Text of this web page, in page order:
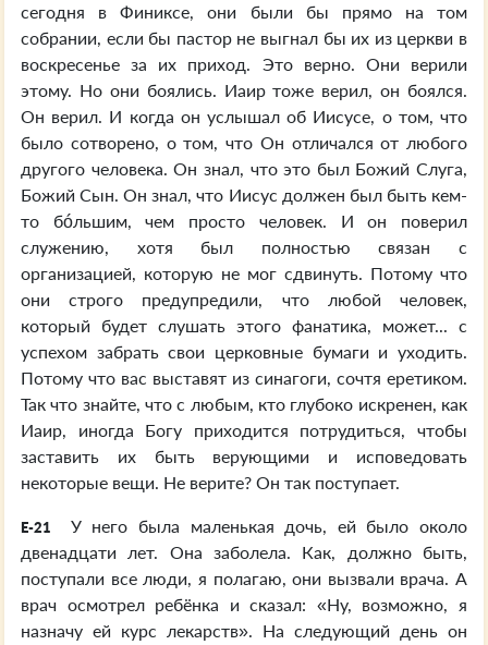
сегодня в Финиксе, они были бы прямо на том
собрании, если бы пастор не выгнал бы их из церкви в
воскресенье за их приход. Это верно. Они верили
этому. Но они боялись. Иаир тоже верил, он боялся.
Он верил. И когда он услышал об Иисусе, о том, что
было сотворено, о том, что Он отличался от любого
другого человека. Он знал, что это был Божий Слуга,
Божий Сын. Он знал, что Иисус должен был быть кем-
то бóльшим, чем просто человек. И он поверил
служению, хотя был полностью связан с
организацией, которую не мог сдвинуть. Потому что
они строго предупредили, что любой человек,
который будет слушать этого фанатика, может... с
успехом забрать свои церковные бумаги и уходить.
Потому что вас выставят из синагоги, сочтя еретиком.
Так что знайте, что с любым, кто глубоко искренен, как
Иаир, иногда Богу приходится потрудиться, чтобы
заставить их быть верующими и исповедовать
некоторые вещи. Не верите? Он так поступает.
E-21
У него была маленькая дочь, ей было около
двенадцати лет. Она заболела. Как, должно быть,
поступали все люди, я полагаю, они вызвали врача. А
врач осмотрел ребёнка и сказал: «Ну, возможно, я
назначу ей курс лекарств». На следующий день он